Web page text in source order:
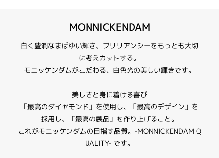
MONNICKENDAM
白く豊潤なまばゆい輝き、ブリリアンシーをもっとも大切
に考えカットする。
モニッケンダムがこだわる、白色光の美しい輝きです。
美しさと身に着ける喜び
「最高のダイヤモンド」を使用し、「最高のデザイン」を
採用し、「最高の製品」を作り上げること。
これがモニッケンダムの目指す品質。-MONNICKENDAM Q
UALITY- です。